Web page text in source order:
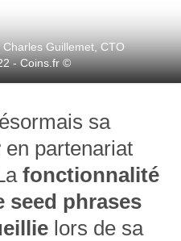
Guillemet, CTO
- Coins.fr ©
sa
en partenariat
fonctionnalité
seed phrases
lors de sa